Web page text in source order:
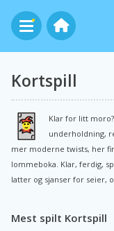
Kortspill
Klar for litt
underholdning,
mer moderne twists, her
lommeboka. Klar, ferdig,
latter og sjanser for seier,
Mest spilt Kortspill